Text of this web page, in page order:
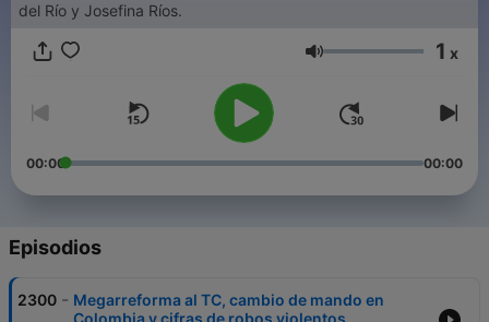
del Río y Josefina Ríos.
Volumen 1 x
00:00 00:00
Episodios
2300 - Megarreforma al TC, cambio de mando en